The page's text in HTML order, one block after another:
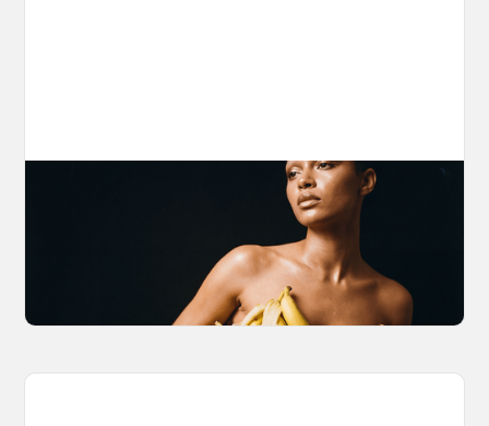
The Nano Banana 2 Handbook
Brian from Litany of Ignition gives a hands-on
breakdown of what Gemini 2.0 Flash Image
can actually do, with the prompts to prove it.